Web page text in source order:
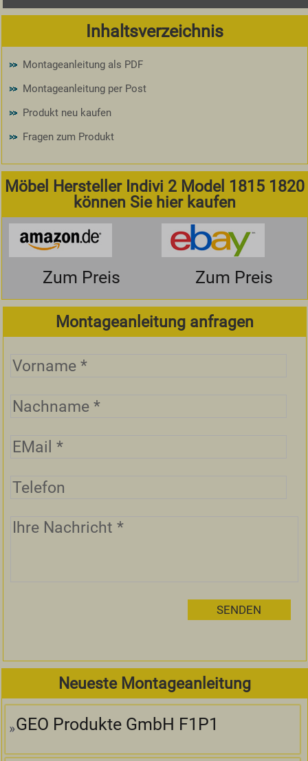
Inhaltsverzeichnis
Montageanleitung als PDF
Montageanleitung per Post
Produkt neu kaufen
Fragen zum Produkt
Möbel Hersteller Indivi 2 Model 1815 1820
können Sie hier kaufen
Zum Preis Zum Preis
Montageanleitung anfragen
Neueste Montageanleitung
GEO Produkte GmbH F1P1